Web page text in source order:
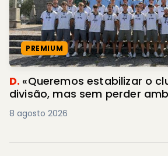
PREMIUM
D. «Queremos estabilizar o
divisão, mas sem perder
8 agosto 2026